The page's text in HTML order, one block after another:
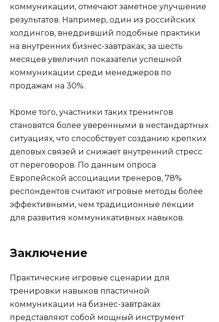
коммуникации, отмечают заметное улучшение
результатов. Например, один из российских
холдингов, внедривший подобные практики
на внутренних бизнес-завтраках, за шесть
месяцев увеличил показатели успешной
коммуникации среди менеджеров по
продажам на 30%.
Кроме того, участники таких тренингов
становятся более уверенными в нестандартных
ситуациях, что способствует созданию крепких
деловых связей и снижает внутренний стресс
от переговоров. По данным опроса
Европейской ассоциации тренеров, 78%
респондентов считают игровые методы более
эффективными, чем традиционные лекции
для развития коммуникативных навыков.
Заключение
Практические игровые сценарии для
тренировки навыков пластичной
коммуникации на бизнес-завтраках
представляют собой мощный инструмент